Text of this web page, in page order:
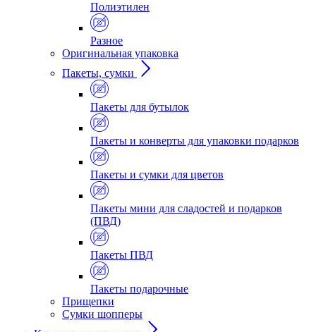
Полиэтилен
Разное
Оригинальная упаковка
Пакеты, сумки
Пакеты для бутылок
Пакеты и конверты для упаковки подарков
Пакеты и сумки для цветов
Пакеты мини для сладостей и подарков
(ПВД)
Пакеты ПВД
Пакеты подарочные
Прищепки
Сумки шопперы